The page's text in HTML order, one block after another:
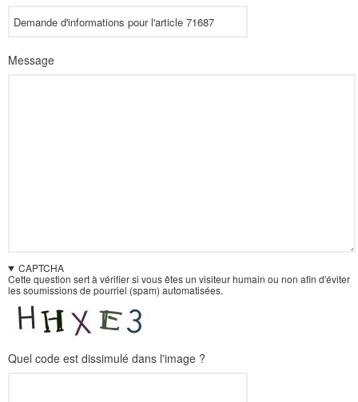
Message
CAPTCHA
Cette question sert à vérifier si vous êtes un visiteur humain ou non afin d'éviter
les soumissions de pourriel (spam) automatisées.
Quel code est dissimulé dans l'image ?